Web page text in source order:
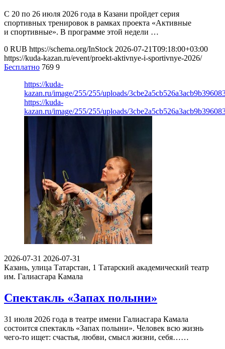
С 20 по 26 июля 2026 года в Казани пройдет серия
спортивных тренировок в рамках проекта «Активные
и спортивные». В программе этой недели …
0 RUB https://schema.org/InStock 2026-07-21T09:18:00+03:00
https://kuda-kazan.ru/event/proekt-aktivnye-i-sportivnye-2026/
Бесплатно 769 9
https://kuda-
kazan.ru/image/255/255/uploads/
https://kuda-
kazan.ru/image/255/255/uploads/
2026-07-31 2026-07-31
Казань, улица Татарстан, 1 Татарский академический театр
им. Галиасгара Камала
Спектакль «Запах полыни»
31 июля 2026 года в театре имени Галиасгара Камала
состоится спектакль «Запах полыни». Человек всю жизнь
чего-то ищет: счастья, любви, смысл жизни, себя……